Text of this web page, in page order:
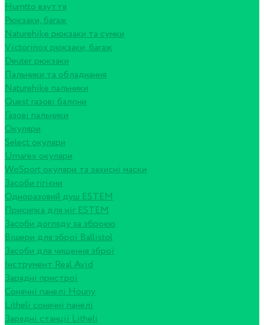
Humtto взуття
Рюкзаки, багаж
Naturehike рюкзаки та сумки
Victorinox рюкзаки, багаж
Deuter рюкзаки
Пальники та обладнання
Naturehike пальники
Quest газові балони
Газові пальники
Окуляри
Select окуляри
Umarex окуляри
WoSport окуляри та захисні маски
Засоби гігієни
Одноразовий душ ESTEM
Присипка для ніг ESTEM
Засоби догляду за зброєю
Вішери для зброї Ballistol
Засоби для чищення зброї
Інструмент Real Avid
Зарядні пристрої
Сонячні панелі Houny
Litheli сонячні панелі
Зарядні станції Litheli